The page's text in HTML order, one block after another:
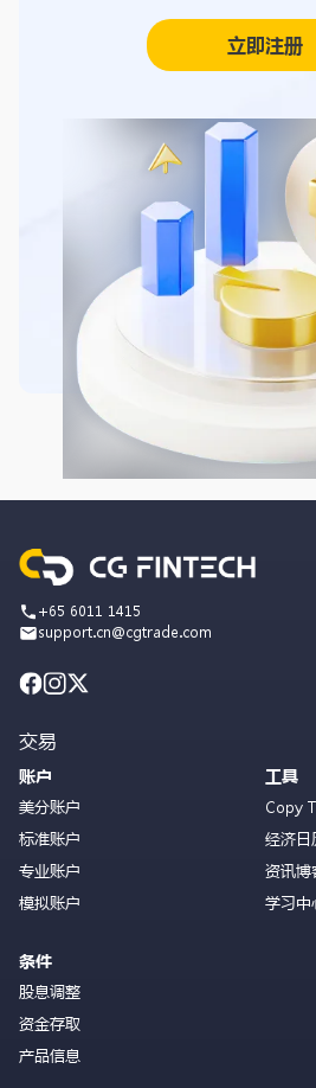
立即注册
+65 6011 1415
support.cn@cgtrade.com
交易
账户
美分账户
标准账户
专业账户
模拟账户
条件
股息调整
资金存取
产品信息
工具
Copy
经济日
资讯博
学习中